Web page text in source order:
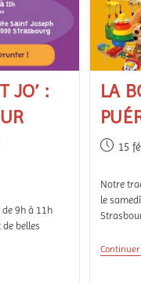
JO’ :
9h à 11h
belles
LA
15
Notre
le
Continuer